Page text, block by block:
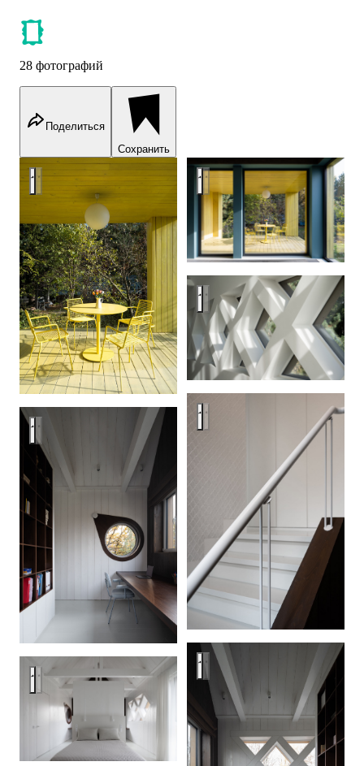
28 фотографий
Поделиться
Сохранить
Интерьер дома в Бузаево Интерьер дома в Бузаево
Интерьер дома в Бузаево
Интерьер дома в Бузаево
Интерьер дома в Бузаево
Интерьер дома в Бузаево
Интерьер дома в Бузаево